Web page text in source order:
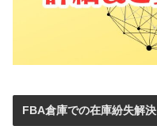
FBA倉庫での在庫紛失解決